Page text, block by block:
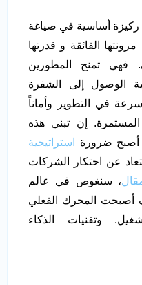
ركيزة أساسية في صياغة
الفائقة و قدرتها
فهي تمنح المطورين
الوصول إلى الشفرة
في التطوير وأماناً
إن تبني هذه
أصبح ضرورة
استراتيجية
عن احتكار الشركات
، سنغوص في عالم
أصبحت المحرك الفعلي
وتقنيات الذكاء